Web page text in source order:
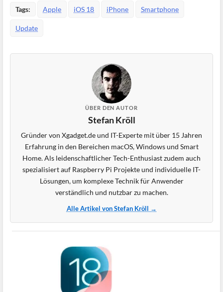
Tags: Apple iOS 18 iPhone Smartphone
Update
ÜBER DEN AUTOR
Stefan Kröll
Gründer von Xgadget.de und IT-Experte mit über 15 Jahren
Erfahrung in den Bereichen macOS, Windows und Smart
Home. Als leidenschaftlicher Tech-Enthusiast zudem auch
spezialisiert auf Raspberry Pi Projekte und individuelle IT-
Lösungen, um komplexe Technik für Anwender
verständlich und nutzbar zu machen.
Alle Artikel von Stefan Kröll →